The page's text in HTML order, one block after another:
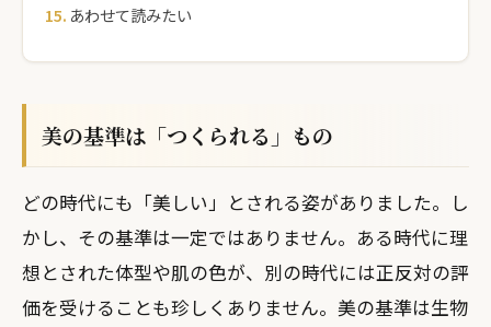
あわせて読みたい
美の基準は「つくられる」もの
どの時代にも「美しい」とされる姿がありました。し
かし、その基準は一定ではありません。ある時代に理
想とされた体型や肌の色が、別の時代には正反対の評
価を受けることも珍しくありません。美の基準は生物